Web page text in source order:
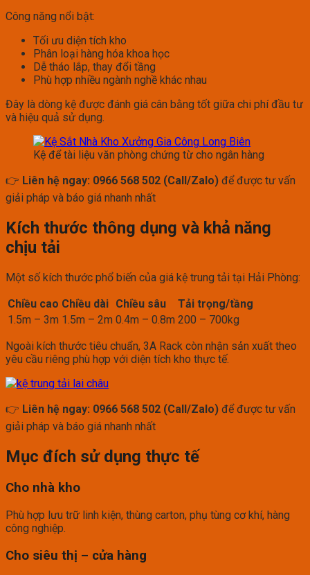
Công năng nổi bật:
Tối ưu diện tích kho
Phân loại hàng hóa khoa học
Dễ tháo lắp, thay đổi tầng
Phù hợp nhiều ngành nghề khác nhau
Đây là dòng kệ được đánh giá cân bằng tốt giữa chi phí đầu tư
và hiệu quả sử dụng.
Kệ để tài liệu văn phòng chứng từ cho ngân hàng
👉 Liên hệ ngay: 0966 568 502 (Call/Zalo) để được tư vấn
giải pháp và báo giá nhanh nhất
Kích thước thông dụng và khả năng
chịu tải
Một số kích thước phổ biến của giá kệ trung tải tại Hải Phòng:
Chiều cao Chiều dài Chiều sâu
Tải trọng/tầng
1.5m – 3m 1.5m – 2m 0.4m – 0.8m 200 – 700kg
Ngoài kích thước tiêu chuẩn, 3A Rack còn nhận sản xuất theo
yêu cầu riêng phù hợp với diện tích kho thực tế.
👉 Liên hệ ngay: 0966 568 502 (Call/Zalo) để được tư vấn
giải pháp và báo giá nhanh nhất
Mục đích sử dụng thực tế
Cho nhà kho
Phù hợp lưu trữ linh kiện, thùng carton, phụ tùng cơ khí, hàng
công nghiệp.
Cho siêu thị – cửa hàng